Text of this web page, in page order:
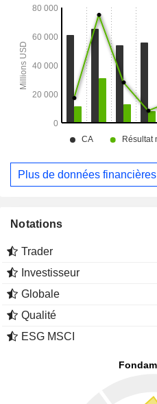
Plus de données financières
Notations
Trader
Investisseur
Globale
Qualité
ESG MSCI